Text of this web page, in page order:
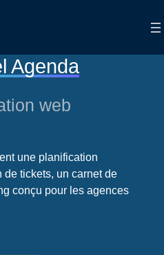
Agenda
web
une planification
de tickets, un carnet de
conçu pour les agences